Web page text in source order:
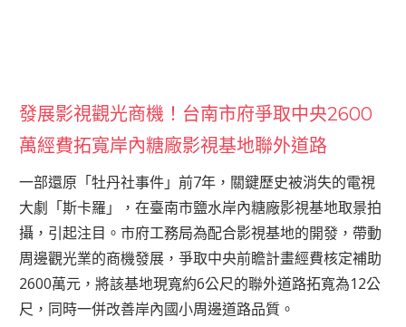
發展影視觀光商機！台南市府爭取中央2600
萬經費拓寬岸內糖廠影視基地聯外道路
一部還原「牡丹社事件」前7年，關鍵歷史被消失的電視
大劇「斯卡羅」，在臺南市鹽水岸內糖廠影視基地取景拍
攝，引起注目。市府工務局為配合影視基地的開發，帶動
周邊觀光業的商機發展，爭取中央前瞻計畫經費核定補助
2600萬元，將該基地現寬約6公尺的聯外道路拓寬為12公
尺，同時一併改善岸內國小周邊道路品質。